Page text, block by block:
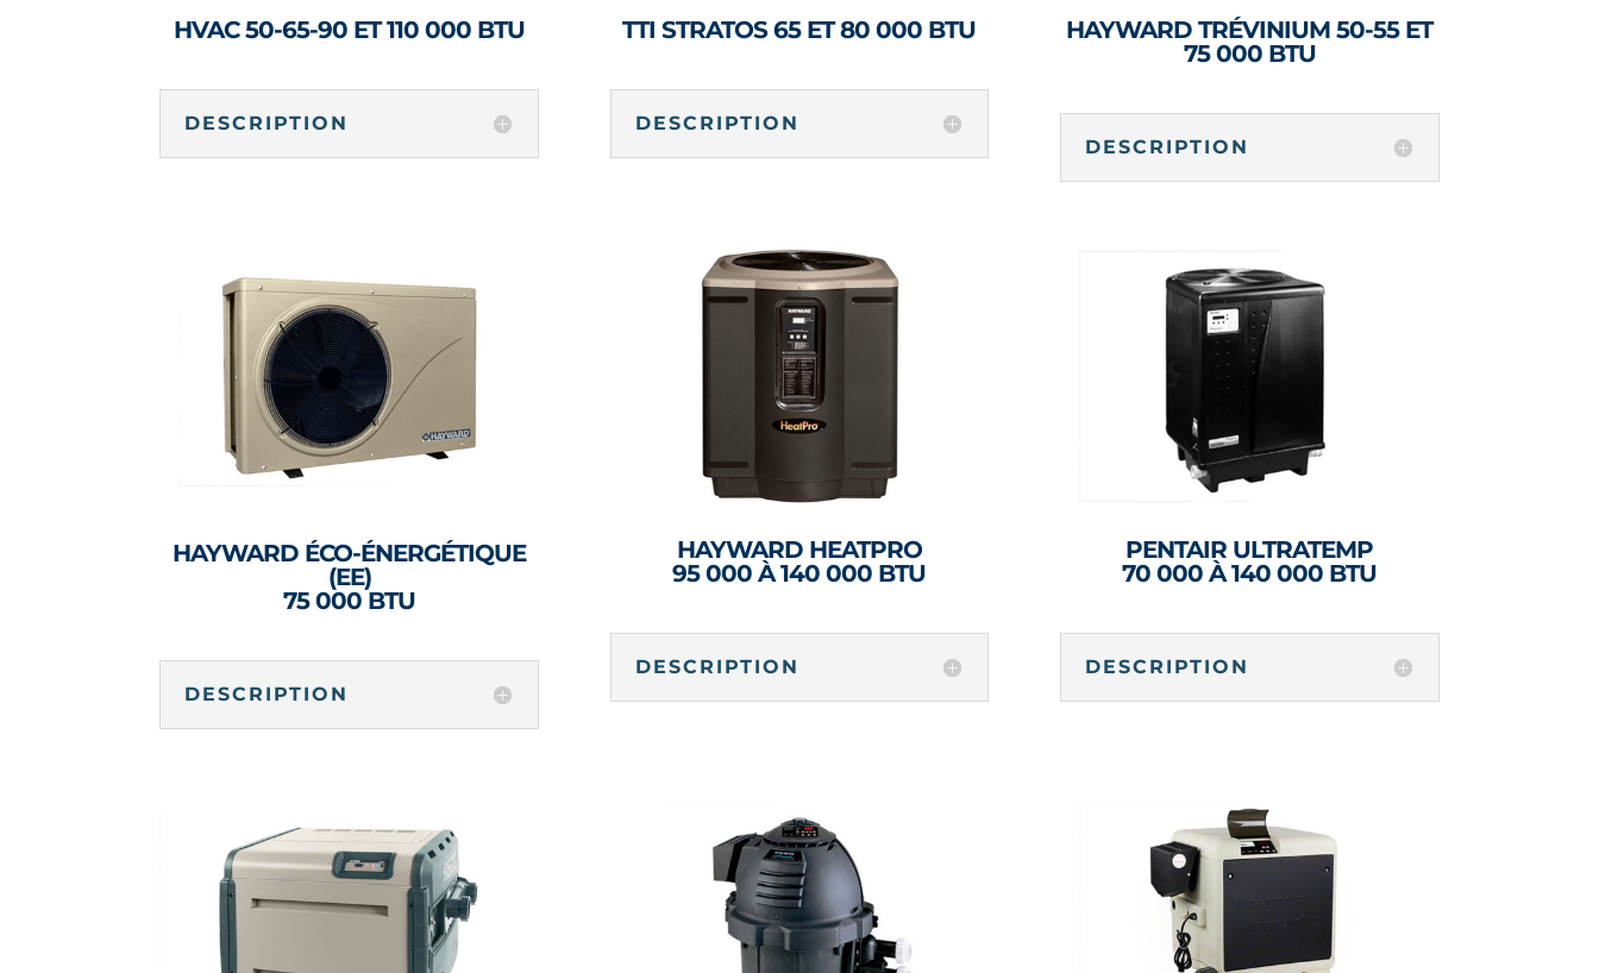
HVAC 50-65-90 ET 110 000 BTU
DESCRIPTION
TTI STRATOS 65 ET 80 000 BTU
DESCRIPTION
HAYWARD TRÉVINIUM 50-55 ET
75 000 BTU
DESCRIPTION
HAYWARD ÉCO-ÉNERGÉTIQUE
(EE)
75 000 BTU
DESCRIPTION
HAYWARD HEATPRO
95 000 À 140 000 BTU
DESCRIPTION
PENTAIR ULTRATEMP
70 000 À 140 000 BTU
DESCRIPTION